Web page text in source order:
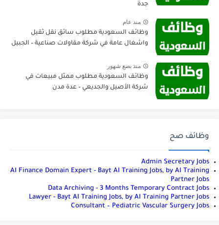
جدة
منذ عام
وظائف السعودية مطلوب سائق نقل ثقيل
واشغال عامة في شركة مقاولات صناعية – الجبيل
منذ بضع شهور
وظائف السعودية مطلوب ممثل مبيعات في
شركة الأصيل والجديعي – عدة مدن
وظائف صح
Admin Secretary Jobs
AI Finance Domain Expert - Bayt AI Training Jobs, by AI Training
Partner Jobs
Data Archiving - 3 Months Temporary Contract Jobs
Lawyer - Bayt AI Training Jobs, by AI Training Partner Jobs
Consultant – Pediatric Vascular Surgery Jobs